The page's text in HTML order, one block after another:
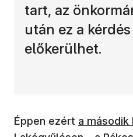
tart, az
után ez a
előkerülhet.
Éppen ezért (új
a második